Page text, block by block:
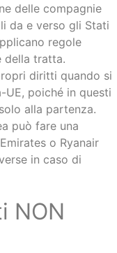
delle compagnie
da e verso gli Stati
regole
della tratta.
diritti quando si
UE, poiché in questi
alla partenza.
può fare una
o Ryanair
in caso di
NON